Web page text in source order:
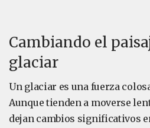
Cambiando el
glaciar
Un glaciar es una fuerza
Aunque tienden a moverse
dejan cambios significativos